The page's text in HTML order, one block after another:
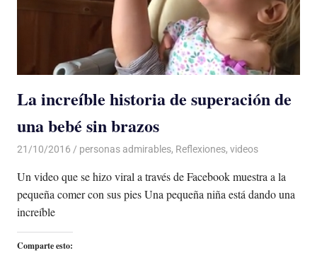
La increíble historia de superación de
una bebé sin brazos
21/10/2016 Luis Castellanos
personas admirables, Reflexiones, videos
Un video que se hizo viral a través de Facebook muestra a la
pequeña comer con sus pies Una pequeña niña está dando una
increíble
Comparte esto: